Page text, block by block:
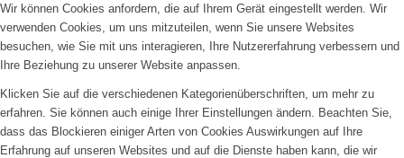
Wir können Cookies anfordern, die auf Ihrem Gerät eingestellt werden. Wir
verwenden Cookies, um uns mitzuteilen, wenn Sie unsere Websites
besuchen, wie Sie mit uns interagieren, Ihre Nutzererfahrung verbessern und
Ihre Beziehung zu unserer Website anpassen.
Klicken Sie auf die verschiedenen Kategorienüberschriften, um mehr zu
erfahren. Sie können auch einige Ihrer Einstellungen ändern. Beachten Sie,
dass das Blockieren einiger Arten von Cookies Auswirkungen auf Ihre
Erfahrung auf unseren Websites und auf die Dienste haben kann, die wir